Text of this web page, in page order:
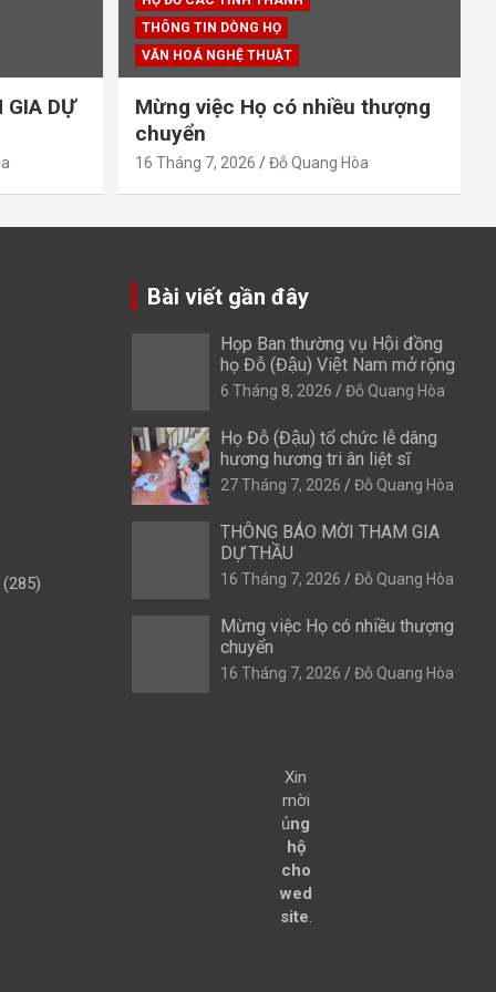
GIA DỰ
THÔNG TIN DÒNG HỌ
VĂN HOÁ NGHỆ THUẬT
Mừng việc Họ có nhiều thượng
chuyển
16 Tháng 7, 2026 Đỗ Quang Hòa
(285)
Bài viết gần đây
Họp Ban thường vụ Hội đồng
họ Đỗ (Đậu) Việt Nam mở rộng
6 Tháng 8, 2026 Đỗ Quang Hòa
Họ Đỗ (Đậu) tổ chức lễ dâng
hương hương tri ân liệt sĩ
27 Tháng 7, 2026 Đỗ Quang Hòa
THÔNG BÁO MỜI THAM GIA
DỰ THẦU
16 Tháng 7, 2026 Đỗ Quang Hòa
Mừng việc Họ có nhiều thượng
chuyển
16 Tháng 7, 2026 Đỗ Quang Hòa
Xin
mời
ủng
hộ
cho
wed
site.